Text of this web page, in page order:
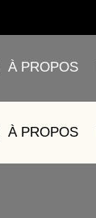
À PROPOS
À PROPOS